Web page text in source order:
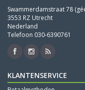
Swammerdamstraat 78
3553 RZ Utrecht
Nederland
Telefoon 030-6390761
KLANTENSERVICE